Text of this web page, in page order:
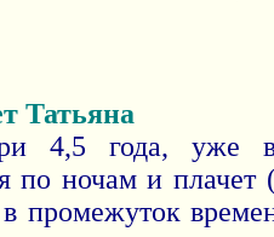
Татьяна
4,5 года, уже
по ночам и
в промежуток